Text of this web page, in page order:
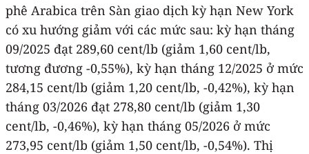
phê Arabica trên Sàn giao dịch kỳ hạn New York
có xu hướng giảm với các mức sau: kỳ hạn tháng
09/2025 đạt 289,60 cent/lb (giảm 1,60 cent/lb,
tương đương -0,55%), kỳ hạn tháng 12/2025 ở mức
284,15 cent/lb (giảm 1,20 cent/lb, -0,42%), kỳ hạn
tháng 03/2026 đạt 278,80 cent/lb (giảm 1,30
cent/lb, -0,46%), kỳ hạn tháng 05/2026 ở mức
273,95 cent/lb (giảm 1,50 cent/lb, -0,54%). Thị